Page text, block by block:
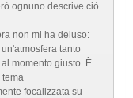
ognuno descrive ciò
non mi ha deluso:
tanto
momento giusto. È
tema
focalizzata su